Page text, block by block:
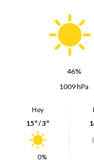
46%
1009 hPa
Hoy
15º / 3º
0%